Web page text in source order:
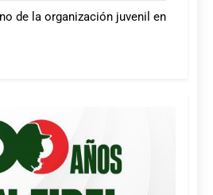
de la organización juvenil en